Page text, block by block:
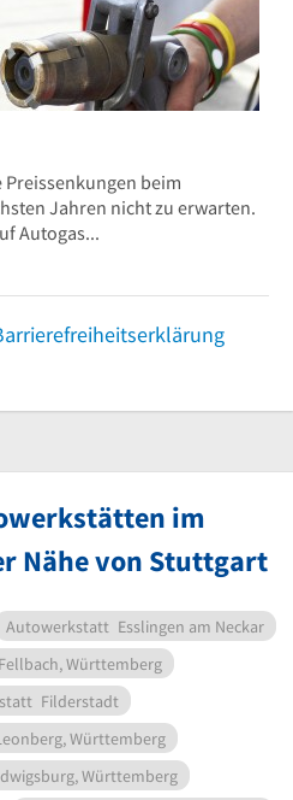
Preissenkungen beim
Jahren nicht zu erwarten.
Autogas...
im
Nähe von Stuttgart
Autowerkstatt Esslingen am Neckar
Fellbach, Württemberg
Filderstadt
Württemberg
Württemberg